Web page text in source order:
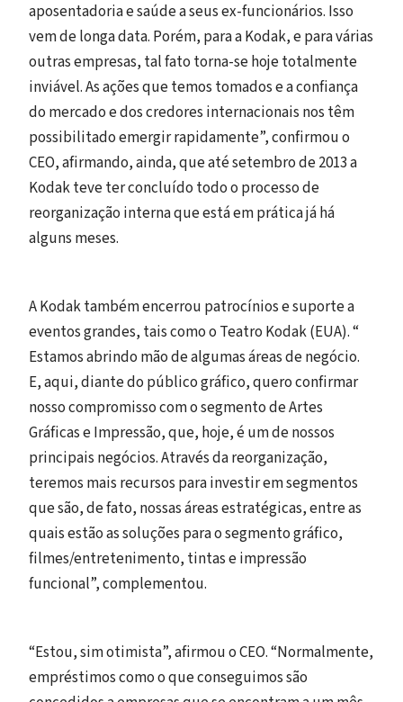
aposentadoria e saúde a seus ex-funcionários. Isso
vem de longa data. Porém, para a Kodak, e para várias
outras empresas, tal fato torna-se hoje totalmente
inviável. As ações que temos tomados e a confiança
do mercado e dos credores internacionais nos têm
possibilitado emergir rapidamente”, confirmou o
CEO, afirmando, ainda, que até setembro de 2013 a
Kodak teve ter concluído todo o processo de
reorganização interna que está em prática já há
alguns meses.
A Kodak também encerrou patrocínios e suporte a
eventos grandes, tais como o Teatro Kodak (EUA). “
Estamos abrindo mão de algumas áreas de negócio.
E, aqui, diante do público gráfico, quero confirmar
nosso compromisso com o segmento de Artes
Gráficas e Impressão, que, hoje, é um de nossos
principais negócios. Através da reorganização,
teremos mais recursos para investir em segmentos
que são, de fato, nossas áreas estratégicas, entre as
quais estão as soluções para o segmento gráfico,
filmes/entretenimento, tintas e impressão
funcional”, complementou.
“Estou, sim otimista”, afirmou o CEO. “Normalmente,
empréstimos como o que conseguimos são